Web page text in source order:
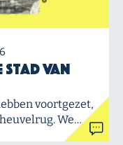
stad van
voortgezet,
We…